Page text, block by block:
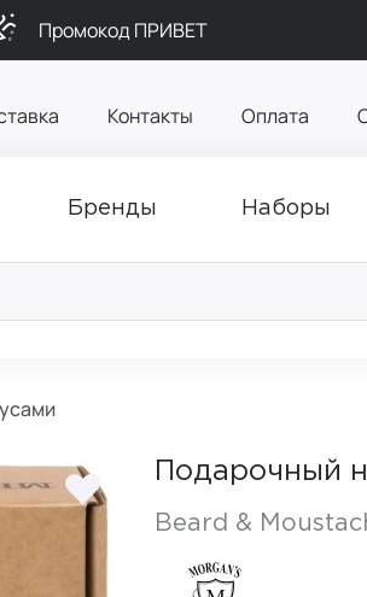
Промокод ПРИВЕТ
Контакты Оплата
Бренды Наборы
Подарочный
Beard &